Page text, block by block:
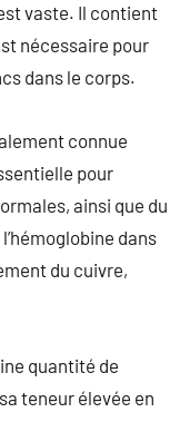
vaste. Il contient
nécessaire pour
dans le corps.
connue
pour
ainsi que du
dans
du cuivre,
quantité de
teneur élevée en